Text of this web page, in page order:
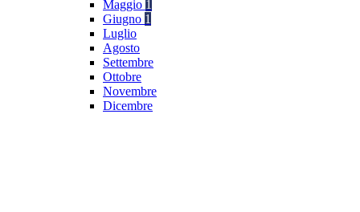
Maggio 1
Giugno 1
Luglio
Agosto
Settembre
Ottobre
Novembre
Dicembre